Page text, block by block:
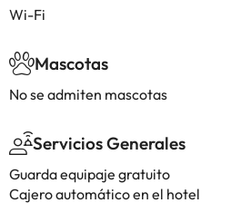
Wi-Fi
Mascotas
No se admiten mascotas
Servicios Generales
Guarda equipaje gratuito
Cajero automático en el hotel